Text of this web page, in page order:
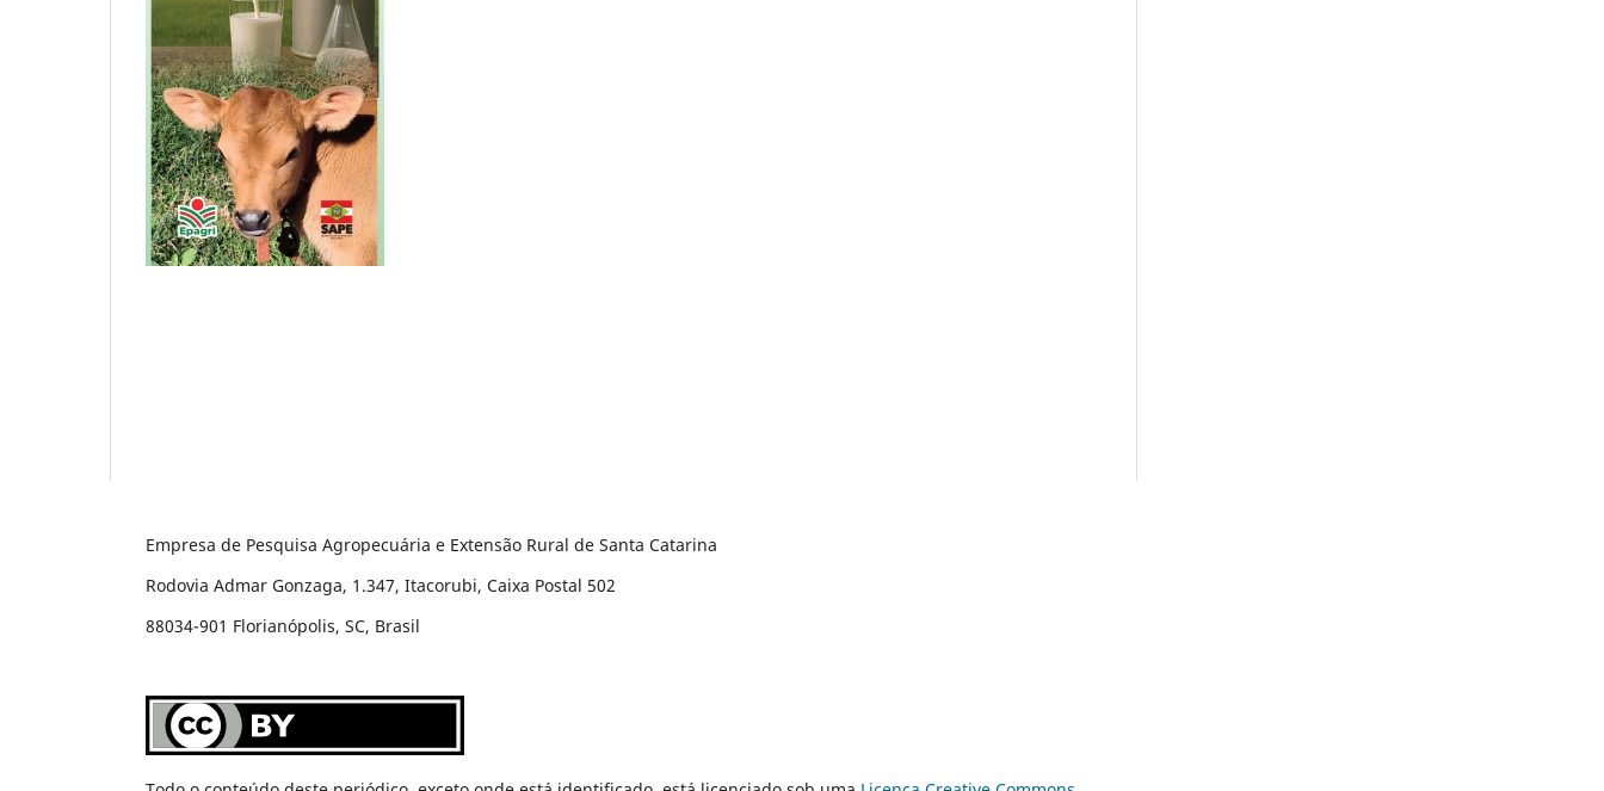
Empresa de Pesquisa Agropecuária e Extensão Rural de Santa Catarina
Rodovia Admar Gonzaga, 1.347, Itacorubi, Caixa Postal 502
88034-901 Florianópolis, SC, Brasil